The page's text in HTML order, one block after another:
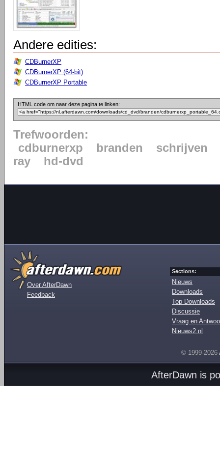
Andere edities:
CDBurnerXP
CDBurnerXP (64-bit)
CDBurnerXP Portable
HTML code om naar deze pagina te linken:
Trefwoorden:
cdburnerxp
branden
schrijven
ray
hd-dvd
Over AfterDawn
Feedback
Sections:
Nieuws
Downloads
Top Downloads
Discussie
Vraag en
Nieuws2.nl
© 1999-2026
AfterDawn is